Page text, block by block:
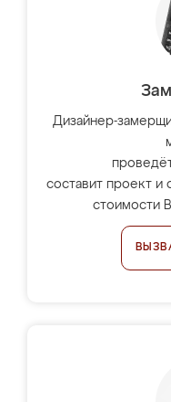
Дизайнер-
составит проект и
стоимости